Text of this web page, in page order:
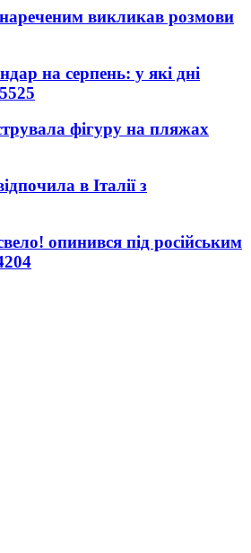
викликав розмови
на серпень: у які дні
5525
фігуру на пляжах
в Італії з
опинився під російським